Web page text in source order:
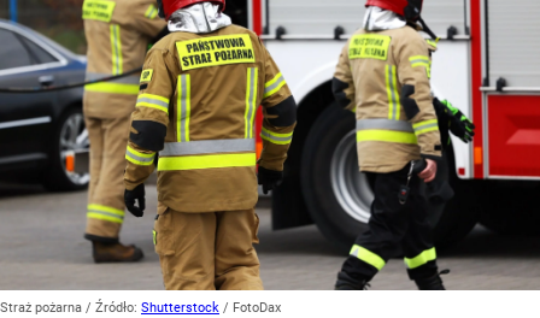
Straż pożarna / Źródło: Shutterstock / FotoDax